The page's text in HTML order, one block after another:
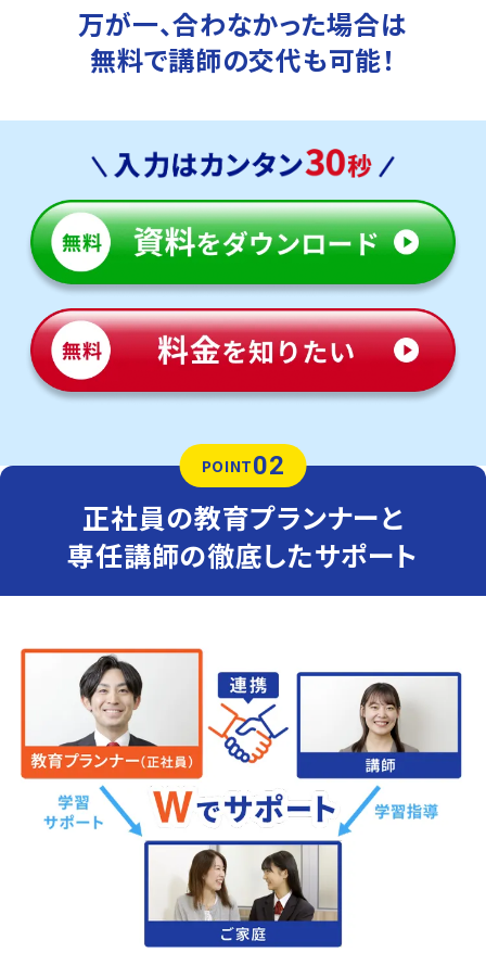
万が一、合わなかった場合は
無料で講師の交代も可能！
POINT02
正社員の教育プランナーと
専任講師の徹底したサポート